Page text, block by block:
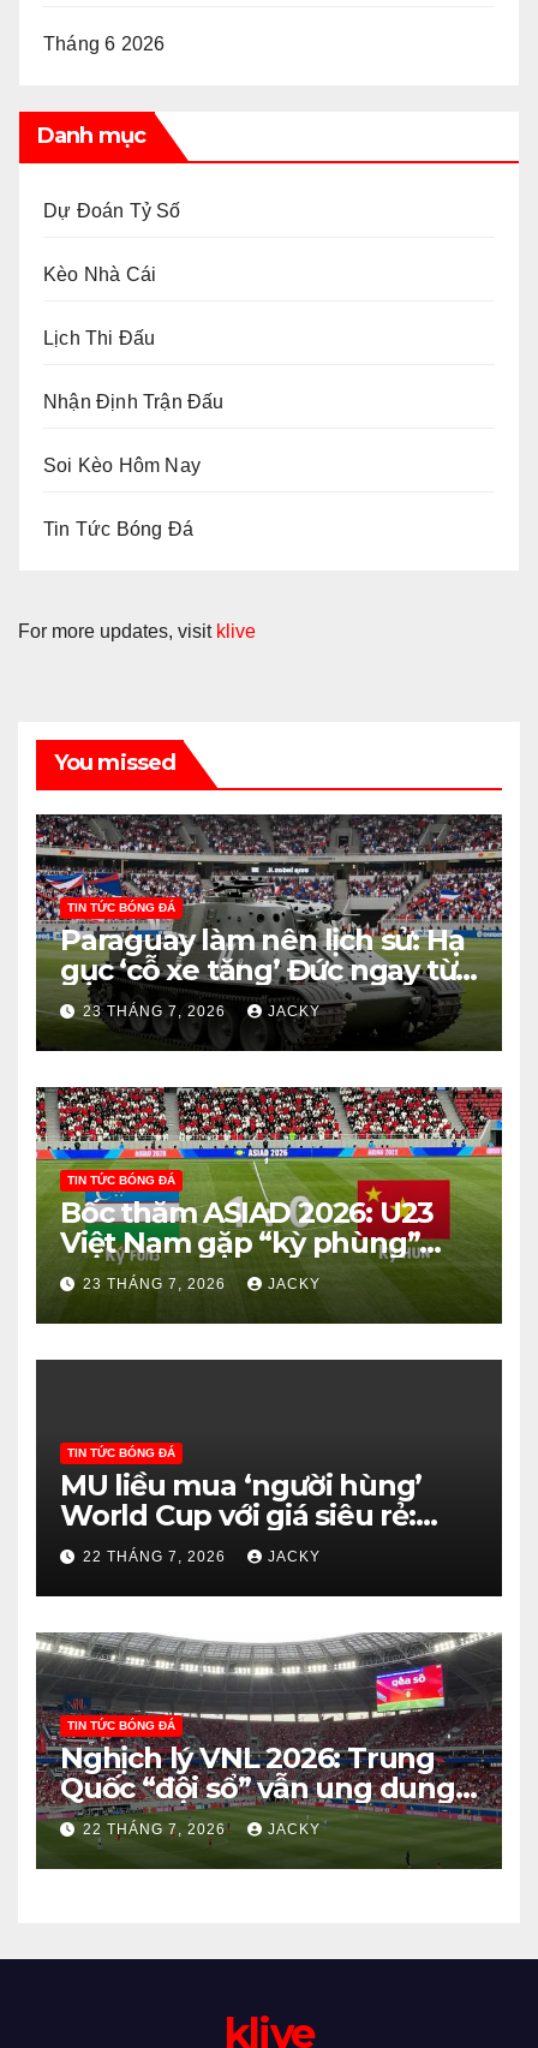
Tháng 6 2026
Danh mục
Dự Đoán Tỷ Số
Kèo Nhà Cái
Lịch Thi Đấu
Nhận Định Trận Đấu
Soi Kèo Hôm Nay
Tin Tức Bóng Đá
For more updates, visit klive
You missed
TIN TỨC BÓNG ĐÁ
Paraguay làm nên lịch sử: Hạ
gục ‘cỗ xe tăng’ Đức ngay từ
vòng knock-out
23 THÁNG 7, 2026 JACKY
TIN TỨC BÓNG ĐÁ
Bốc thăm ASIAD 2026: U23
Việt Nam gặp “kỳ phùng”
Uzbekistan – Cơ hội vàng cho
tấm huy chương?
23 THÁNG 7, 2026 JACKY
TIN TỨC BÓNG ĐÁ
MU liều mua ‘người hùng’
World Cup với giá siêu rẻ:
Bước đi thông minh hay canh
bạc?
22 THÁNG 7, 2026 JACKY
TIN TỨC BÓNG ĐÁ
Nghịch lý VNL 2026: Trung
Quốc “đội sổ” vẫn ung dung
dự vòng chung kết, Canada
ôm hận xuống hạng
22 THÁNG 7, 2026 JACKY
klive